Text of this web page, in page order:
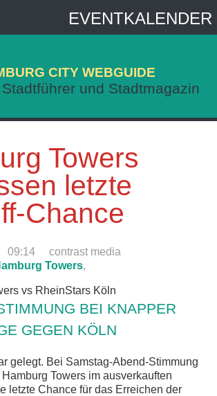
CITY WEBGUIDE
und Stadtmagazin
Towers
letzte
Chance
09:14
contrast media
Towers,
BEI KNAPPER
GEGEN KÖLN
gelegt. Bei Samstag-Abend-Stimmung
Towers im ausverkauften
letzte Chance für das Erreichen der
EVENTKALENDER